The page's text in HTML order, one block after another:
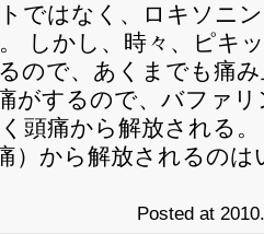
ではなく、ロキソニ
しかし、時々、ピキ
ので、あくまでも痛
がするので、バファ
頭痛から解放される。
）から解放されるの
Posted at